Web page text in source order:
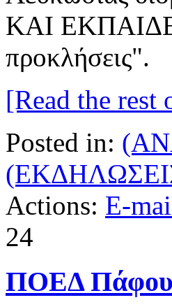
ΚΑΙ
προκλήσεις".
[Read the
Posted in:
Actions: E-
24
ΠΟΕΔ Πάφου: